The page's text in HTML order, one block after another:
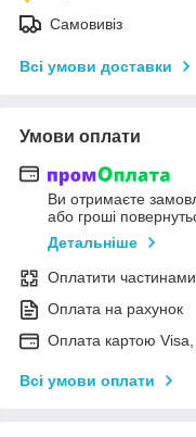
Самовивіз
Всі умови доставки
Умови оплати
Ви отримаєте
або гроші
Детальніше
Оплатити частинами
Оплата на рахунок
Оплата картою
Всі умови оплати